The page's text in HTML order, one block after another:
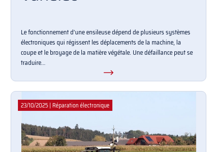
Le fonctionnement d’une ensileuse dépend de plusieurs systèmes
électroniques qui régissent les déplacements de la machine, la
coupe et le broyage de la matière végétale. Une défaillance peut se
traduire...
23/10/2025 | Réparation électronique